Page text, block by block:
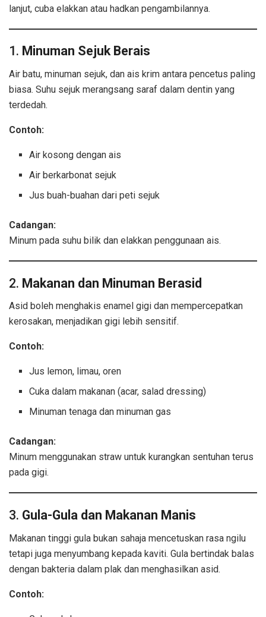
lanjut, cuba elakkan atau hadkan pengambilannya.
1. Minuman Sejuk Berais
Air batu, minuman sejuk, dan ais krim antara pencetus paling
biasa. Suhu sejuk merangsang saraf dalam dentin yang
terdedah.
Contoh:
Air kosong dengan ais
Air berkarbonat sejuk
Jus buah-buahan dari peti sejuk
Cadangan:
Minum pada suhu bilik dan elakkan penggunaan ais.
2. Makanan dan Minuman Berasid
Asid boleh menghakis enamel gigi dan mempercepatkan
kerosakan, menjadikan gigi lebih sensitif.
Contoh:
Jus lemon, limau, oren
Cuka dalam makanan (acar, salad dressing)
Minuman tenaga dan minuman gas
Cadangan:
Minum menggunakan straw untuk kurangkan sentuhan terus
pada gigi.
3. Gula-Gula dan Makanan Manis
Makanan tinggi gula bukan sahaja mencetuskan rasa ngilu
tetapi juga menyumbang kepada kaviti. Gula bertindak balas
dengan bakteria dalam plak dan menghasilkan asid.
Contoh: